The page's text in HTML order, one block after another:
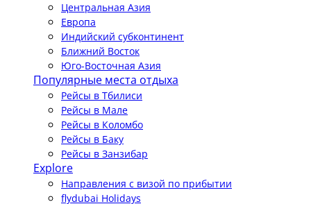
Центральная Азия
Европа
Индийский субконтинент
Ближний Восток
Юго-Восточная Азия
Популярные места отдыха
Рейсы в Тбилиси
Рейсы в Мале
Рейсы в Коломбо
Рейсы в Баку
Рейсы в Занзибар
Explore
Направления с визой по прибытии
flydubai Holidays